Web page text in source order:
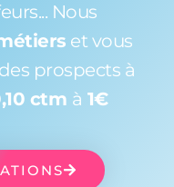
Nous
et vous
prospects à
ctm à 1€